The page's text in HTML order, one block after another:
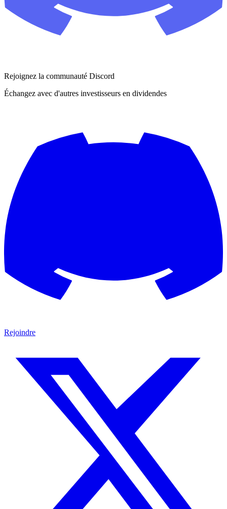
Rejoignez la communauté Discord
Échangez avec d'autres investisseurs en dividendes
Rejoindre